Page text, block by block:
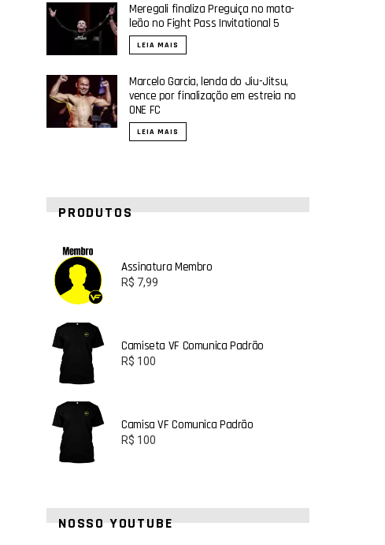
Meregali finaliza Preguiça no mata-
leão no Fight Pass Invitational 5
LEIA MAIS
Marcelo Garcia, lenda do Jiu-Jitsu,
vence por finalização em estreia no
ONE FC
LEIA MAIS
PRODUTOS
Assinatura Membro
R$ 7,99
Camiseta VF Comunica Padrão
R$ 100
Camisa VF Comunica Padrão
R$ 100
NOSSO YOUTUBE